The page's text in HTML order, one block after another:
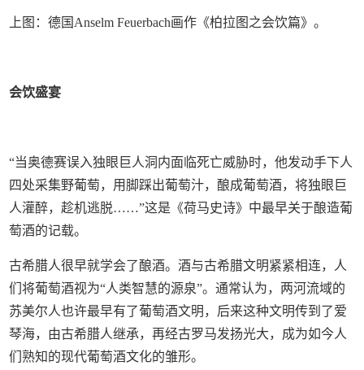
上图：德国Anselm Feuerbach画作《柏拉图之会饮篇》。
会饮盛宴
“当奥德赛误入独眼巨人洞内面临死亡威胁时，他发动手下人
四处采集野葡萄，用脚踩出葡萄汁，酿成葡萄酒，将独眼巨
人灌醉，趁机逃脱……”这是《荷马史诗》中最早关于酿造葡
萄酒的记载。
古希腊人很早就学会了酿酒。酒与古希腊文明紧紧相连，人
们将葡萄酒视为“人类智慧的源泉”。通常认为，两河流域的
苏美尔人也许最早有了葡萄酒文明，后来这种文明传到了爱
琴海，由古希腊人继承，再经古罗马发扬光大，成为如今人
们熟知的现代葡萄酒文化的雏形。